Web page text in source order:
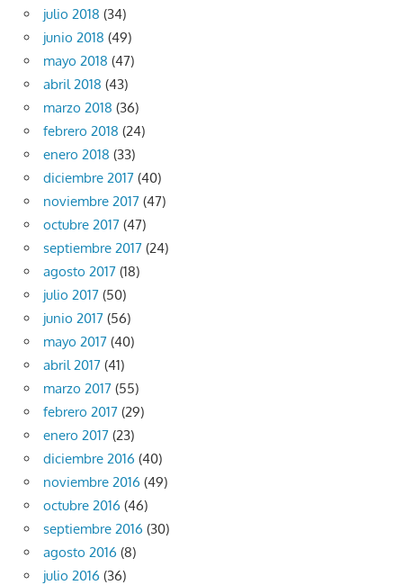
julio 2018 (34)
junio 2018 (49)
mayo 2018 (47)
abril 2018 (43)
marzo 2018 (36)
febrero 2018 (24)
enero 2018 (33)
diciembre 2017 (40)
noviembre 2017 (47)
octubre 2017 (47)
septiembre 2017 (24)
agosto 2017 (18)
julio 2017 (50)
junio 2017 (56)
mayo 2017 (40)
abril 2017 (41)
marzo 2017 (55)
febrero 2017 (29)
enero 2017 (23)
diciembre 2016 (40)
noviembre 2016 (49)
octubre 2016 (46)
septiembre 2016 (30)
agosto 2016 (8)
julio 2016 (36)